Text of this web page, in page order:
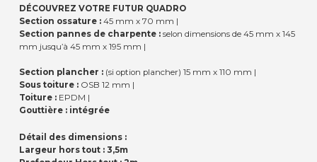
3,5x2m
|EPDM
collé
DÉCOUVREZ VOTRE FUTUR QUADRO
Section ossature : 45 mm x 70 mm |
Section pannes de charpente : selon dimensions de 45 mm x 145
mm jusqu’à 45 mm x 195 mm |
Section plancher : (si option plancher) 15 mm x 110 mm |
Sous toiture : OSB 12 mm |
Toiture :EPDM |
Gouttière : intégrée
Détail des dimensions :
Largeur hors tout : 3,5m